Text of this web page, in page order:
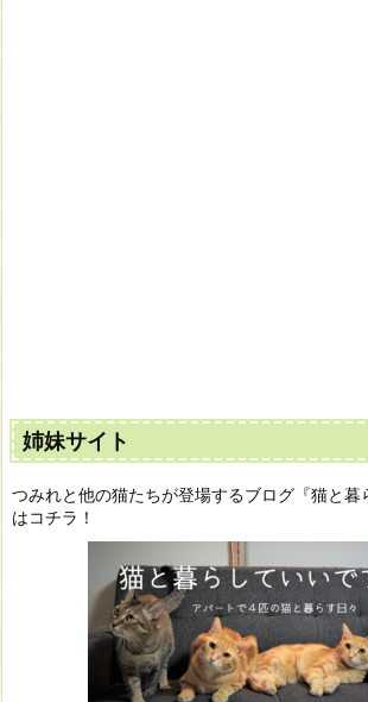
姉妹サイト
つみれと他の猫たちが登場するブログ『猫と暮
はコチラ！